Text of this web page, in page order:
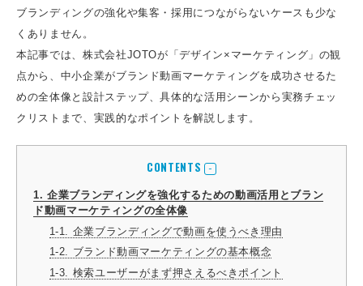
ブランディングの強化や集客・採用につながらないケースも少な
くありません。
本記事では、株式会社JOTOが「デザイン×マーケティング」の観
点から、中小企業がブランド動画マーケティングを成功させるた
めの全体像と設計ステップ、具体的な活用シーンから実務チェッ
クリストまで、実践的なポイントを解説します。
CONTENTS
1. 企業ブランディングを強化するための動画活用とブラン
ド動画マーケティングの全体像
1-1. 企業ブランディングで動画を使うべき理由
1-2. ブランド動画マーケティングの基本概念
1-3. 検索ユーザーがまず押さえるべきポイント